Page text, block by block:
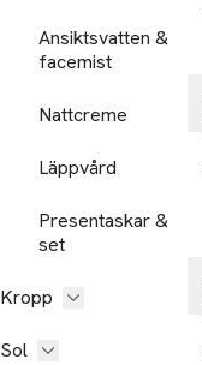
Ansiktsvatten &
facemist
Nattcreme
Läppvård
Presentaskar &
set
Kropp
Sol